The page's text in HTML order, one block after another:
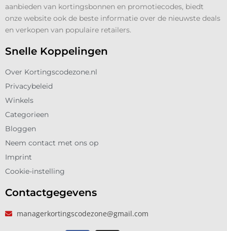
aanbieden van kortingsbonnen en promotiecodes, biedt
onze website ook de beste informatie over de nieuwste deals
en verkopen van populaire retailers.
Snelle Koppelingen
Over Kortingscodezone.nl
Privacybeleid
Winkels
Categorieen
Bloggen
Neem contact met ons op
Imprint
Cookie-instelling
Contactgegevens
managerkortingscodezone@gmail.com